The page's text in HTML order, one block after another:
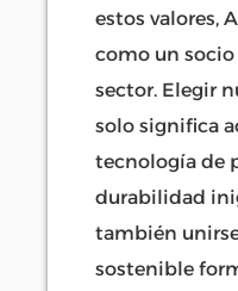
estos valores,
como un
sector. Elegir
solo significa
tecnología de
durabilidad
también
sostenible